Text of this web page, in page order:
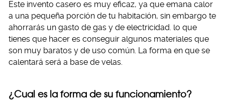
Este invento casero es muy eficaz, ya que emana calor
a una pequeña porción de tu habitación, sin embargo te
ahorrarás un gasto de gas y de electricidad. lo que
tienes que hacer es conseguir algunos materiales que
son muy baratos y de uso común. La forma en que se
calentará será a base de velas.
¿Cual es la forma de su funcionamiento?